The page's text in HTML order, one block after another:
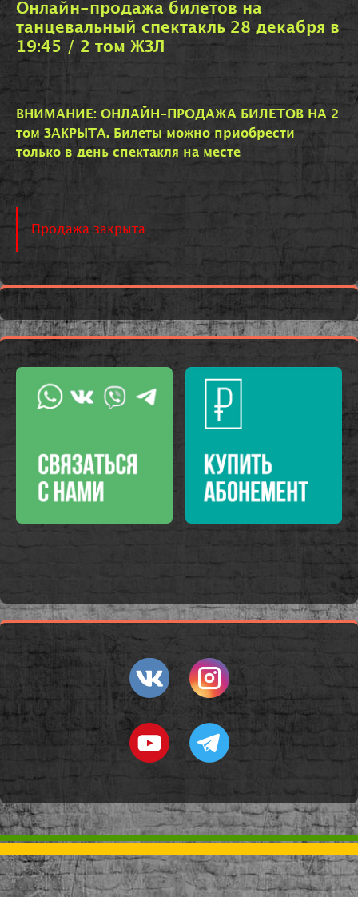
Онлайн-продажа билетов на
танцевальный спектакль 28 декабря в
19:45 / 2 том ЖЗЛ
ВНИМАНИЕ: ОНЛАЙН-ПРОДАЖА БИЛЕТОВ НА 2
том ЗАКРЫТА. Билеты можно приобрести
только в день спектакля на месте
Продажа закрыта